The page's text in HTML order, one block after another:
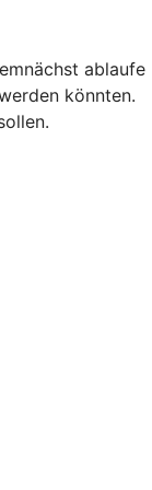
ablaufe
könnten.